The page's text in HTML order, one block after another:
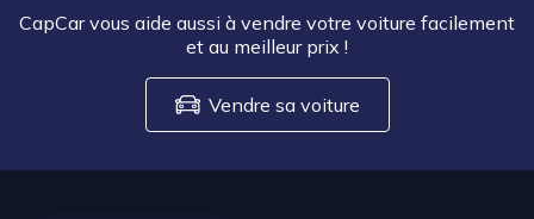
CapCar vous aide aussi à vendre votre voiture facilement
et au meilleur prix !
Vendre sa voiture